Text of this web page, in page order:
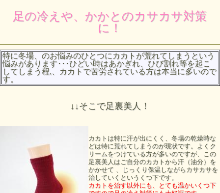
足の冷えや、かかとのカサカサ対策
に！
特に冬場、のお悩みのひとつにカカトが荒れてしまうという
悩みがあります･･･ひどい時はあかぎれ、ひび割れ等を起こ
してしまう程,、カカトで苦労されている方は本当に多いので
す。
↓↓そこで足裏美人！
カカトは特に汗が出にくく、冬場の乾燥時な
どは特に荒れてしまうのが現状です。よくク
リームをつけている方が多いのですが、この
足裏美人はご自分のカカトから汗（油分）を
かかせて 、じっくり保温しながらカサカサを
治していくというくつ下です。
カカトを治す以外にも、とても温かいくつ下